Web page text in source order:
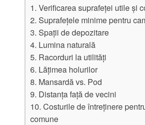
1. Verificarea suprafeței utile și
2. Suprafețele minime pentru
3. Spații de depozitare
4. Lumina naturală
5. Racorduri la utilități
6. Lățimea holurilor
8. Mansardă vs. Pod
9. Distanța față de vecini
10. Costurile de întreținere
comune